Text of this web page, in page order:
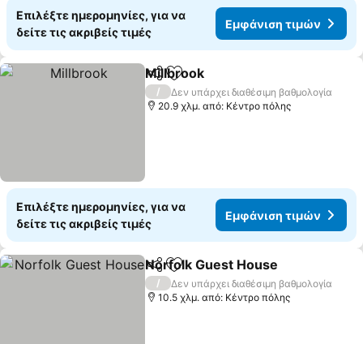
Επιλέξτε ημερομηνίες, για να
δείτε τις ακριβείς τιμές
Εμφάνιση τιμών
Κοινοποίηση
Προσθήκη στα αγαπημένα
Millbrook
/
Δεν υπάρχει διαθέσιμη βαθμολογία
20.9 χλμ. από: Κέντρο πόλης
Επιλέξτε ημερομηνίες, για να
δείτε τις ακριβείς τιμές
Εμφάνιση τιμών
Κοινοποίηση
Προσθήκη στα αγαπημένα
Norfolk Guest House
/
Δεν υπάρχει διαθέσιμη βαθμολογία
10.5 χλμ. από: Κέντρο πόλης